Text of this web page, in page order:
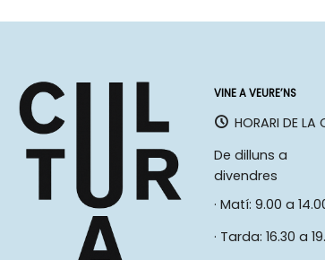
VINE A VEURE’NS
HORARI DE LA
De dilluns a
divendres
· Matí: 9.00 a
· Tarda: 16.30 a